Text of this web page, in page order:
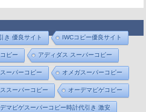
き 優良サイト IWCコピー優良サイト
ピー アディダス スーパーコピー
ーパーコピー オメガスーパーコピー
スーパーコピー オーデマピゲコピー
マピゲスーパーコピー時計代引き 激安